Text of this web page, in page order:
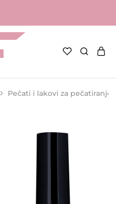
Pečati i lakovi za pečatiranje